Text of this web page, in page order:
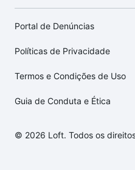
Portal de Denúncias
Políticas de Privacidade
Termos e Condições de Uso
Guia de Conduta e Ética
© 2026 Loft. Todos os